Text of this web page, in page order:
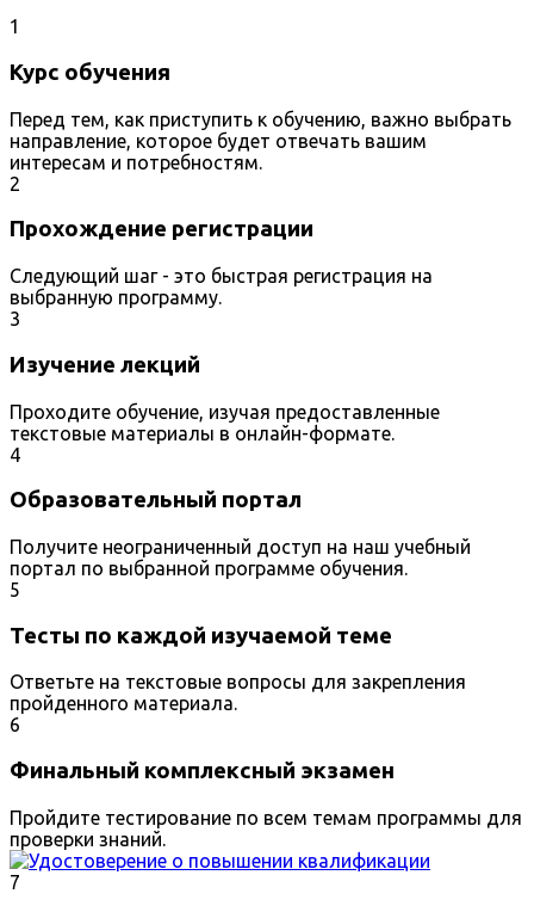
1
Курс обучения
Перед тем, как приступить к обучению, важно выбрать
направление, которое будет отвечать вашим
интересам и потребностям.
2
Прохождение регистрации
Следующий шаг - это быстрая регистрация на
выбранную программу.
3
Изучение лекций
Проходите обучение, изучая предоставленные
текстовые материалы в онлайн-формате.
4
Образовательный портал
Получите неограниченный доступ на наш учебный
портал по выбранной программе обучения.
5
Тесты по каждой изучаемой теме
Ответьте на текстовые вопросы для закрепления
пройденного материала.
6
Финальный комплексный экзамен
Пройдите тестирование по всем темам программы для
проверки знаний.
7